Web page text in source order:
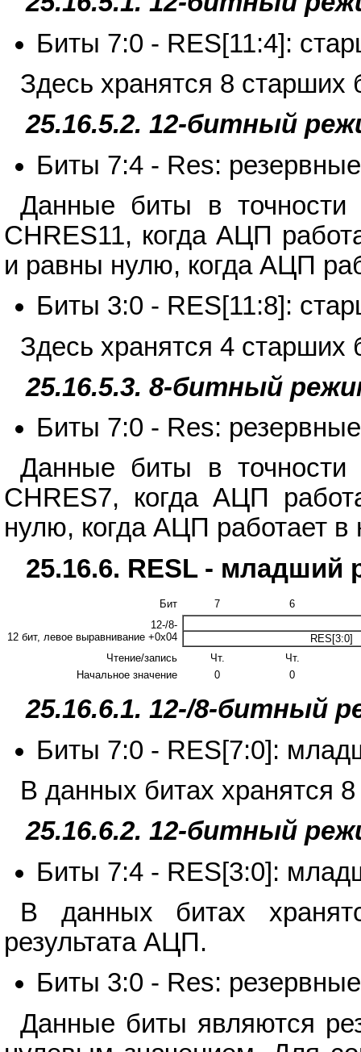
Биты 7:0 - RES[11:4]:
Здесь хранятся 8 старших
25.16.5.2. 12-битный
Биты 7:4 - Res:
Данные биты в точности
CHRES11, когда АЦП
и равны нулю, когда АЦП
Биты 3:0 - RES[11:8]:
Здесь хранятся 4 старших
25.16.5.3. 8-битный
Биты 7:0 - Res:
Данные биты в точности
CHRES7, когда АЦП
нулю, когда АЦП работает
25.16.6. RESL - младший
Бит 7
6
12-/8-
12 бит, левое выравнивание +0x04
RES[3:0]
Чтение/запись
Чт. Чт.
Начальное значение
0 0
25.16.6.1. 12-/8-битный
Биты 7:0 - RES[7:0]:
В данных битах хранятся
25.16.6.2. 12-битный
Биты 7:4 - RES[3:0]:
В данных битах
результата АЦП.
Биты 3:0 - Res:
Данные биты являются